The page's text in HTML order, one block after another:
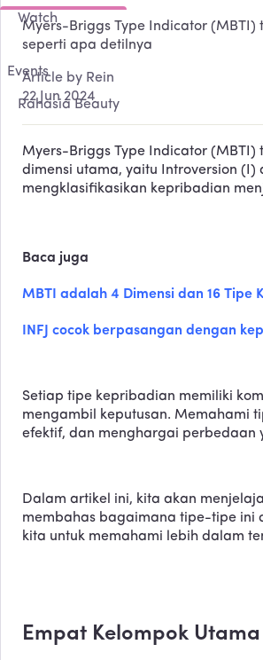
Watch
Events
Rahasia Beauty
Myers-Briggs Type Indicator
seperti apa detilnya
Article by Rein
22 Jun 2024
Myers-Briggs Type Indicator
dimensi utama, yaitu Introversion (I)
mengklasifikasikan kepribadian
Baca juga
MBTI adalah 4 Dimensi dan 16 Tipe
INFJ cocok berpasangan dengan
Setiap tipe kepribadian memiliki
mengambil keputusan. Memahami
efektif, dan menghargai perbedaan
Dalam artikel ini, kita akan
membahas bagaimana tipe-tipe ini
kita untuk memahami lebih dalam
Empat Kelompok